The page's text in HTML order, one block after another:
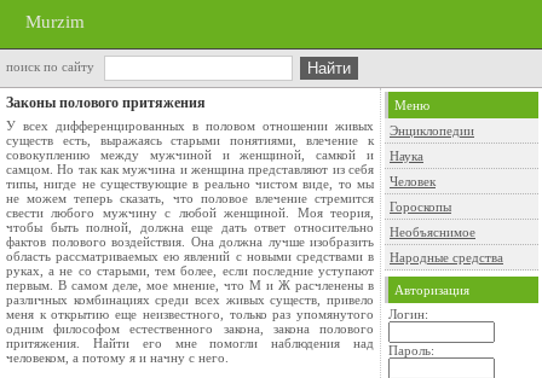
Murzim
поиск по сайту
Законы полового притяжения
У всех дифференцированных в половом отношении живых
существ есть, выражаясь старыми понятиями, влечение к
совокуплению между мужчиной и женщиной, самкой и
самцом. Но так как мужчина и женщина представляют из себя
типы, нигде не существующие в реально чистом виде, то мы
не можем теперь сказать, что половое влечение стремится
свести любого мужчину с любой женщиной. Моя теория,
чтобы быть полной, должна еще дать ответ относительно
фактов полового воздействия. Она должна лучше изобразить
область рассматриваемых ею явлений с новыми средствами в
руках, а не со старыми, тем более, если последние уступают
первым. В самом деле, мое мнение, что М и Ж расчленены в
различных комбинациях среди всех живых существ, привело
меня к открытию еще неизвестного, только раз упомянутого
одним философом естественного закона, закона полового
притяжения. Найти его мне помогли наблюдения над
человеком, а потому я и начну с него.
Меню
Энциклопедии
Наука
Человек
Гороскопы
Необъяснимое
Народные средства
Авторизация
Логин:
Пароль: